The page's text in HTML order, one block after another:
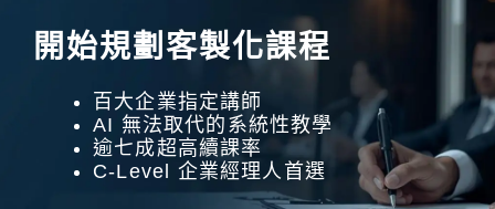
開始規劃客製化課程
百大企業指定講師
AI 無法取代的系統性教學
逾七成超高續課率
C-Level 企業經理人首選